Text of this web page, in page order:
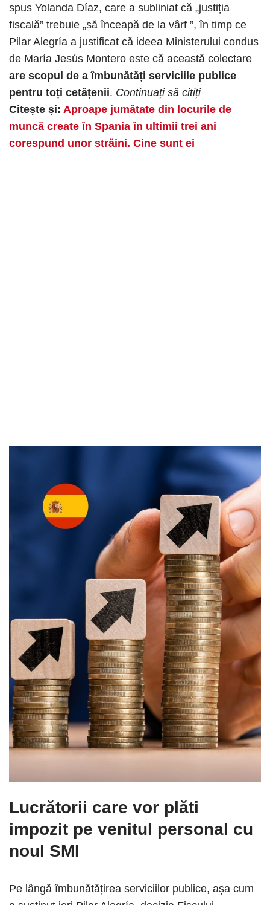
spus Yolanda Díaz, care a subliniat că „justiția
fiscală” trebuie „să înceapă de la vârf ”, în timp ce
Pilar Alegría a justificat că ideea Ministerului condus
de María Jesús Montero este că această colectare
are scopul de a îmbunătăți serviciile publice
pentru toți cetățenii. Continuați să citiți
Citește și: Aproape jumătate din locurile de
muncă create în Spania în ultimii trei ani
corespund unor străini. Cine sunt ei
Lucrătorii care vor plăti
impozit pe venitul personal cu
noul SMI
Pe lângă îmbunătățirea serviciilor publice, așa cum